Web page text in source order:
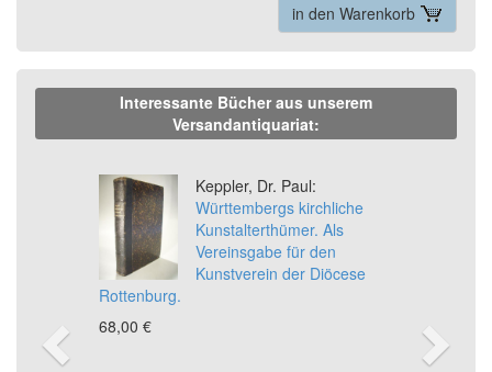
in den Warenkorb
Interessante Bücher aus unserem
Versandantiquariat:
Keppler, Dr. Paul:
Württembergs kirchliche
Kunstalterthümer. Als
Vereinsgabe für den
Kunstverein der Diöcese
Rottenburg.
68,00 €
Previous